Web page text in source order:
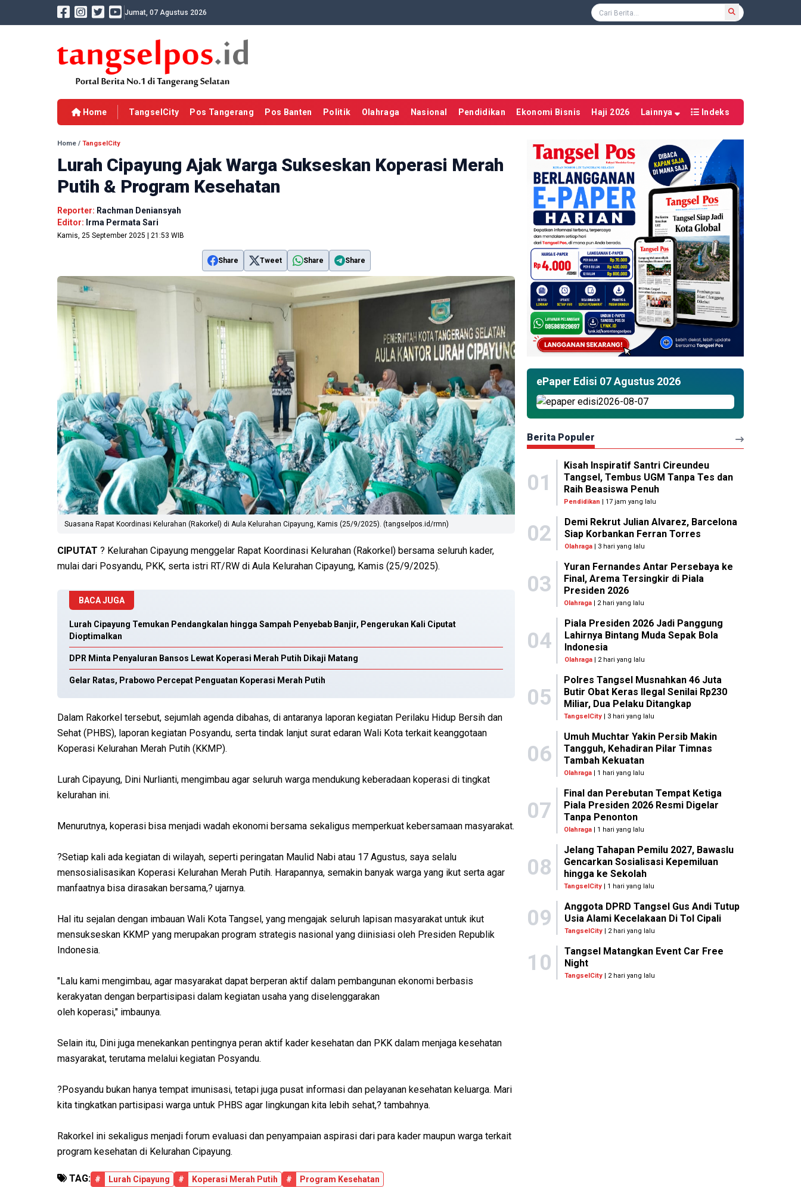
Jumat, 07 Agustus 2026
Home TangselCity Pos Tangerang Pos Banten Politik Olahraga Nasional Pendidikan Ekonomi Bisnis Haji 2026 Lainnya Indeks
Home / TangselCity
Lurah Cipayung Ajak Warga Sukseskan Koperasi Merah
Putih & Program Kesehatan
Reporter: Rachman Deniansyah
Editor: Irma Permata Sari
Kamis, 25 September 2025 | 21:53 WIB
Share Tweet Share Share
Suasana Rapat Koordinasi Kelurahan (Rakorkel) di Aula Kelurahan Cipayung, Kamis (25/9/2025). (tangselpos.id/rmn)
CIPUTAT ? Kelurahan Cipayung menggelar Rapat Koordinasi Kelurahan (Rakorkel) bersama seluruh kader,
mulai dari Posyandu, PKK, serta istri RT/RW di Aula Kelurahan Cipayung, Kamis (25/9/2025).
BACA JUGA
Lurah Cipayung Temukan Pendangkalan hingga Sampah Penyebab Banjir, Pengerukan Kali Ciputat
Dioptimalkan
DPR Minta Penyaluran Bansos Lewat Koperasi Merah Putih Dikaji Matang
Gelar Ratas, Prabowo Percepat Penguatan Koperasi Merah Putih
Dalam Rakorkel tersebut, sejumlah agenda dibahas, di antaranya laporan kegiatan Perilaku Hidup Bersih dan
Sehat (PHBS), laporan kegiatan Posyandu, serta tindak lanjut surat edaran Wali Kota terkait keanggotaan
Koperasi Kelurahan Merah Putih (KKMP).
Lurah Cipayung, Dini Nurlianti, mengimbau agar seluruh warga mendukung keberadaan koperasi di tingkat
kelurahan ini.
Menurutnya, koperasi bisa menjadi wadah ekonomi bersama sekaligus memperkuat kebersamaan masyarakat.
?Setiap kali ada kegiatan di wilayah, seperti peringatan Maulid Nabi atau 17 Agustus, saya selalu
mensosialisasikan Koperasi Kelurahan Merah Putih. Harapannya, semakin banyak warga yang ikut serta agar
manfaatnya bisa dirasakan bersama,? ujarnya.
Hal itu sejalan dengan imbauan Wali Kota Tangsel, yang mengajak seluruh lapisan masyarakat untuk ikut
mensukseskan KKMP yang merupakan program strategis nasional yang diinisiasi oleh Presiden Republik
Indonesia.
"Lalu kami mengimbau, agar masyarakat dapat berperan aktif dalam pembangunan ekonomi berbasis
kerakyatan dengan berpartisipasi dalam kegiatan usaha yang diselenggarakan
oleh koperasi," imbaunya.
Selain itu, Dini juga menekankan pentingnya peran aktif kader kesehatan dan PKK dalam menjaga kesehatan
masyarakat, terutama melalui kegiatan Posyandu.
?Posyandu bukan hanya tempat imunisasi, tetapi juga pusat informasi dan pelayanan kesehatan keluarga. Mari
kita tingkatkan partisipasi warga untuk PHBS agar lingkungan kita lebih sehat,? tambahnya.
Rakorkel ini sekaligus menjadi forum evaluasi dan penyampaian aspirasi dari para kader maupun warga terkait
program kesehatan di Kelurahan Cipayung.
TAG: # Lurah Cipayung # Koperasi Merah Putih # Program Kesehatan
ePaper Edisi 07 Agustus 2026
Berita Populer
01
Kisah Inspiratif Santri Cireundeu
Tangsel, Tembus UGM Tanpa Tes dan
Raih Beasiswa Penuh
Pendidikan | 17 jam yang lalu
02
Demi Rekrut Julian Alvarez, Barcelona
Siap Korbankan Ferran Torres
Olahraga| 3 hari yang lalu
03
Yuran Fernandes Antar Persebaya ke
Final, Arema Tersingkir di Piala
Presiden 2026
Olahraga | 2 hari yang lalu
04
Piala Presiden 2026 Jadi Panggung
Lahirnya Bintang Muda Sepak Bola
Indonesia
Olahraga| 2 hari yang lalu
05
Polres Tangsel Musnahkan 46 Juta
Butir Obat Keras Ilegal Senilai Rp230
Miliar, Dua Pelaku Ditangkap
TangselCity | 3 hari yang lalu
06
Umuh Muchtar Yakin Persib Makin
Tangguh, Kehadiran Pilar Timnas
Tambah Kekuatan
Olahraga | 1 hari yang lalu
07
Final dan Perebutan Tempat Ketiga
Piala Presiden 2026 Resmi Digelar
Tanpa Penonton
Olahraga | 1 hari yang lalu
08
Jelang Tahapan Pemilu 2027, Bawaslu
Gencarkan Sosialisasi Kepemiluan
hingga ke Sekolah
TangselCity | 1 hari yang lalu
09
Anggota DPRD Tangsel Gus Andi Tutup
Usia Alami Kecelakaan Di Tol Cipali
TangselCity| 2 hari yang lalu
10
Tangsel Matangkan Event Car Free
Night
TangselCity| 2 hari yang lalu